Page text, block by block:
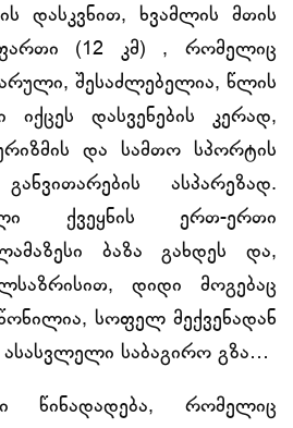
დასკვნით, ხვამლის მთის
ფართი (12 კმ) , რომელიც
შესაძლებელია, წლის
იქცეს დასვენების კერად,
და სამთო სპორტის
ასპარეზად.
ქვეყნის ერთ-ერთი
ბაზა გახდეს და,
დიდი მოგებაც
სოფელ მექვენადან
ასასვლელი საბაგირო გზა…
წინადადება, რომელიც